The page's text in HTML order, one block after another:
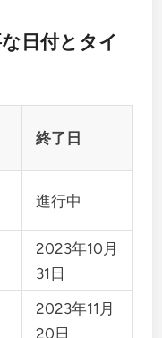
日付とタイ
終了日
進行中
2023年10月
31日
2023年11月
20日